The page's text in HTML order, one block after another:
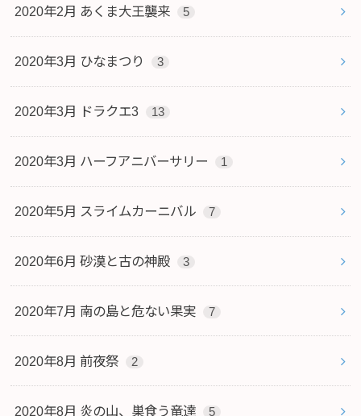
2020年2月 あくま大王襲来 5
2020年3月 ひなまつり 3
2020年3月 ドラクエ3 13
2020年3月 ハーフアニバーサリー 1
2020年5月 スライムカーニバル 7
2020年6月 砂漠と古の神殿 3
2020年7月 南の島と危ない果実 7
2020年8月 前夜祭 2
2020年8月 炎の山、巣食う竜達 5